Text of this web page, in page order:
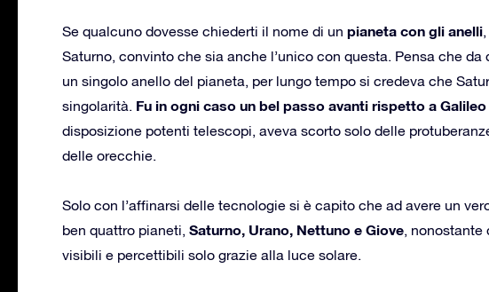
Se qualcuno dovesse chiederti il nome di un pianeta con gli anelli
Saturno, convinto che sia anche l’unico con questa. Pensa che
un singolo anello del pianeta, per lungo tempo si credeva che
singolarità. Fu in ogni caso un bel passo avanti rispetto a Galileo
disposizione potenti telescopi, aveva scorto solo delle
delle orecchie.
Solo con l’affinarsi delle tecnologie si è capito che ad avere un
ben quattro pianeti, Saturno, Urano, Nettuno e Giove, nonostante
visibili e percettibili solo grazie alla luce solare.